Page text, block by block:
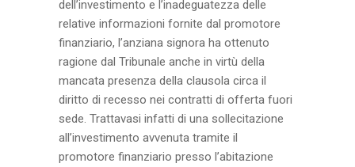
dell’investimento e l’inadeguatezza delle
relative informazioni fornite dal promotore
finanziario, l’anziana signora ha ottenuto
ragione dal Tribunale anche in virtù della
mancata presenza della clausola circa il
diritto di recesso nei contratti di offerta fuori
sede. Trattavasi infatti di una sollecitazione
all’investimento avvenuta tramite il
promotore finanziario presso l’abitazione